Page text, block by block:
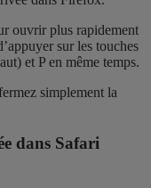
ouvrir plus rapidement
sur les touches
et P en même temps.
simplement la
dans Safari